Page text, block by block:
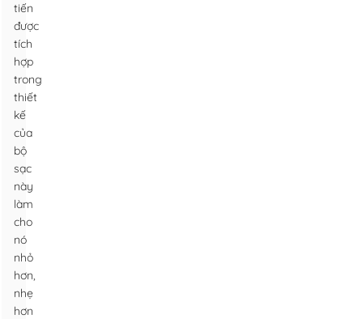
tiến
được
tích
hợp
trong
thiết
kế
của
bộ
sạc
này
làm
cho
nó
nhỏ
hơn,
nhẹ
hơn